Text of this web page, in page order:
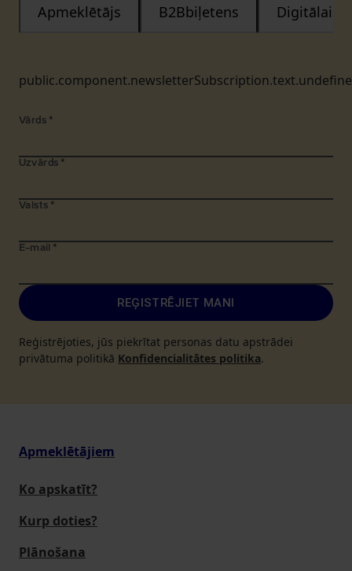
Apmeklētājs B2Bbiļetens Digitālais
Vārds *
Uzvārds *
Valsts *
E-mail *
REĢISTRĒJIET MANI
Reģistrējoties, jūs piekrītat personas datu apstrādei
privātuma politikā Konfidencialitātes politika.
Apmeklētājiem
Ko apskatīt?
Kurp doties?
Plānošana